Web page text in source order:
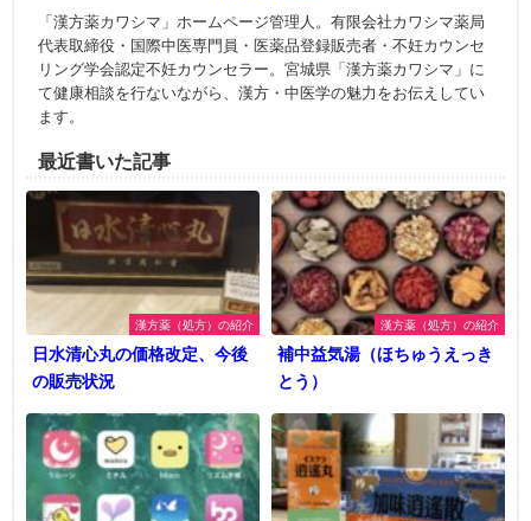
「漢方薬カワシマ」ホームページ管理人。有限会社カワシマ薬局
代表取締役・国際中医専門員・医薬品登録販売者・不妊カウンセ
リング学会認定不妊カウンセラー。宮城県「漢方薬カワシマ」に
て健康相談を行ないながら、漢方・中医学の魅力をお伝えしてい
ます。
最近書いた記事
漢方薬（処方）の紹介
日水清心丸の価格改定、今後
の販売状況
漢方薬（処方）の紹介
補中益気湯（ほちゅうえっき
とう）